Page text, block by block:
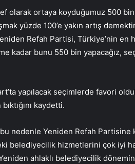
olarak ortaya koyduğumuz 500
yüzde 100’e yakın artış
Refah Partisi, Türkiye’nin en
kadar bunu 550 bin yapacağız,
yapılacak seçimlerde favori
kaydetti.
nedenle Yeniden Refah
belediyecilik hizmetlerini çok iyi
ahlaklı belediyecilik